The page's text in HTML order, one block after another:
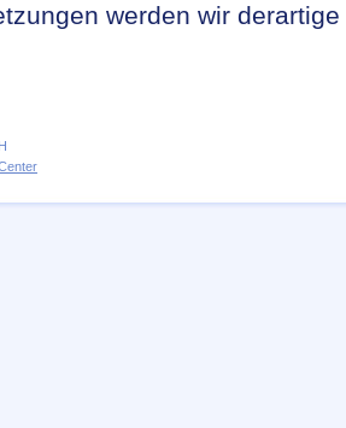
werden wir